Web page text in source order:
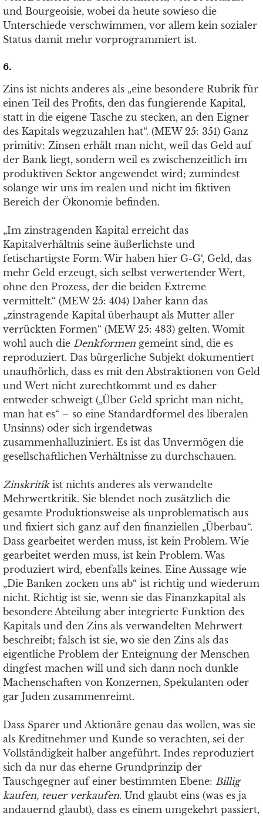
und Bourgeoisie, wobei da heute sowieso die
Unterschiede verschwimmen, vor allem kein sozialer
Status damit mehr vorprogrammiert ist.
6.
Zins ist nichts anderes als „eine besondere Rubrik für
einen Teil des Profits, den das fungierende Kapital,
statt in die eigene Tasche zu stecken, an den Eigner
des Kapitals wegzuzahlen hat“. (MEW 25: 351) Ganz
primitiv: Zinsen erhält man nicht, weil das Geld auf
der Bank liegt, sondern weil es zwischenzeitlich im
produktiven Sektor angewendet wird; zumindest
solange wir uns im realen und nicht im fiktiven
Bereich der Ökonomie befinden.
„Im zinstragenden Kapital erreicht das
Kapitalverhältnis seine äußerlichste und
fetischartigste Form. Wir haben hier G-G‘, Geld, das
mehr Geld erzeugt, sich selbst verwertender Wert,
ohne den Prozess, der die beiden Extreme
vermittelt.“ (MEW 25: 404) Daher kann das
„zinstragende Kapital überhaupt als Mutter aller
verrückten Formen“ (MEW 25: 483) gelten. Womit
wohl auch die Denkformen gemeint sind, die es
reproduziert. Das bürgerliche Subjekt dokumentiert
unaufhörlich, dass es mit den Abstraktionen von Geld
und Wert nicht zurechtkommt und es daher
entweder schweigt („Über Geld spricht man nicht,
man hat es“ – so eine Standardformel des liberalen
Unsinns) oder sich irgendetwas
zusammenhalluziniert. Es ist das Unvermögen die
gesellschaftlichen Verhältnisse zu durchschauen.
Zinskritik ist nichts anderes als verwandelte
Mehrwertkritik. Sie blendet noch zusätzlich die
gesamte Produktionsweise als unproblematisch aus
und fixiert sich ganz auf den finanziellen „Überbau“.
Dass gearbeitet werden muss, ist kein Problem. Wie
gearbeitet werden muss, ist kein Problem. Was
produziert wird, ebenfalls keines. Eine Aussage wie
„Die Banken zocken uns ab“ ist richtig und wiederum
nicht. Richtig ist sie, wenn sie das Finanzkapital als
besondere Abteilung aber integrierte Funktion des
Kapitals und den Zins als verwandelten Mehrwert
beschreibt; falsch ist sie, wo sie den Zins als das
eigentliche Problem der Enteignung der Menschen
dingfest machen will und sich dann noch dunkle
Machenschaften von Konzernen, Spekulanten oder
gar Juden zusammenreimt.
Dass Sparer und Aktionäre genau das wollen, was sie
als Kreditnehmer und Kunde so verachten, sei der
Vollständigkeit halber angeführt. Indes reproduziert
sich da nur das eherne Grundprinzip der
Tauschgegner auf einer bestimmten Ebene: Billig
kaufen, teuer verkaufen. Und glaubt eins (was es ja
andauernd glaubt), dass es einem umgekehrt passiert,